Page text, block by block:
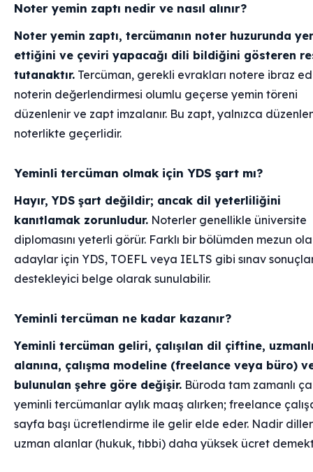
Noter yemin zaptı nedir ve nasıl alınır?
Noter yemin zaptı, tercümanın noter huzurunda
ettiğini ve çeviri yapacağı dili bildiğini gösteren
tutanaktır. Tercüman, gerekli evrakları notere ibraz
noterin değerlendirmesi olumlu geçerse yemin töreni
düzenlenir ve zapt imzalanır. Bu zapt, yalnızca
noterlikte geçerlidir.
Yeminli tercüman olmak için YDS şart mı?
Hayır, YDS şart değildir; ancak dil yeterliliğini
kanıtlamak zorunludur. Noterler genellikle üniversite
diplomasını yeterli görür. Farklı bir bölümden mezun
adaylar için YDS, TOEFL veya IELTS gibi sınav
destekleyici belge olarak sunulabilir.
Yeminli tercüman ne kadar kazanır?
Yeminli tercüman geliri, çalışılan dil çiftine,
alanına, çalışma modeline (freelance veya büro)
bulunulan şehre göre değişir. Büroda tam zamanlı
yeminli tercümanlar aylık maaş alırken; freelance
sayfa başı ücretlendirme ile gelir elde eder. Nadir
uzman alanlar (hukuk, tıbbi) daha yüksek ücret